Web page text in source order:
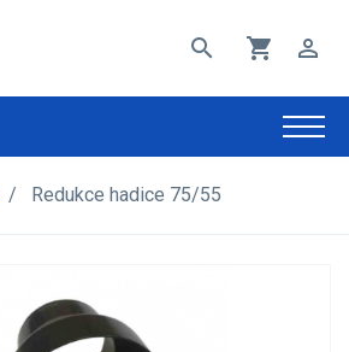
search shopping_cart perm_identity
/ Redukce hadice 75/55